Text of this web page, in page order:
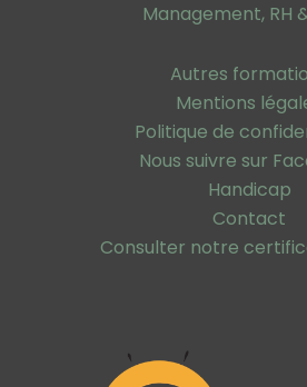
Management, RH
Autres
Mentions
Politique de
Nous suivre sur
Handicap
Contact
Consulter notre